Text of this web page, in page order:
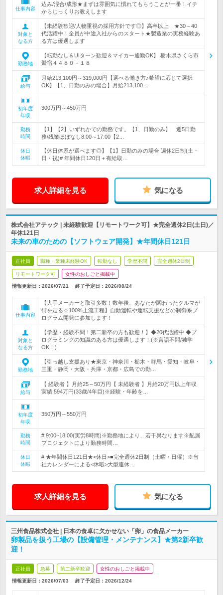
仕事内容
込み/混合/成形★まずは雰囲気に慣れてもらうことが一番！イチ
からじっくりお教えします
対象と
なる方
【未経験歓迎/人物重視の採用方針です◎】高卒以上 ★30～40
代活躍中！全員が中途入社からのスタート★製造業の実務経験あ
る方は優遇します
勤務地
【転勤なし＆UIターン歓迎＆マイカー通勤OK】 栃木県さくら市
鷲宿４４８０－１８
給与
月給213,100円～319,000円【選べる働き方♪希望に応じて選択
OK】【1、日勤のみの場合】月給213,100…
初年度
年収
300万円～450万円
勤務
時間
【1】【2】いずれかでの勤務です。【1、日勤のみ】 週5日勤
務/残業ほぼなし8:00～17:00【2…
休日
休暇
【休日体系が選べます◎】【1】日勤のみの場合 週休2日制(土・
日・祝)# 年間休日120日＋有給取…
求人詳細を見る 気になる
株式会社アテック | 未経験歓迎【リモートワーク可】★完全週休2日(土日)／
年休121日
未来の車のための【ソフトウェア開発】★年間休日121日
正社員 職種・業種未経験OK 転勤なし 学歴不問 完全週休2日制
リモートワーク可 女性のおしごと掲載中
情報更新日：2026/07/21 終了予定日： 2026/08/24
仕事内容
【大手メーカーと取引多数！数年後、あなたが関わったクルマが
街を走る☆100%上流工程】自動運転や運転支援などの制御系プ
ログラム開発に参加します！
対象と
なる方
【学歴・経験不問！第二新卒の方も歓迎！】◆20代活躍中 ◆プ
ログラミングの知識のある方は優遇します！(※言語不問/独学
OK！)
勤務地
【引っ越し支援あり★東京・神奈川・栃木・群馬・愛知・岐阜・
三重・静岡・大阪・兵庫・京都・広島での勤…
給与
【 経験者 】月給25～50万円【 未経験者 】月給20万円以上年収
実績:594万円(33歳/4年目)※経験・年齢を…
初年度
年収
350万円～550万円
勤務
時間
# 9:00~18:00(実労8時間)※勤務地により、若干異なります※配属
プロジェクトにより勤務時間…
休日
休暇
# ★年間休日121日★<休日>■完全週休2日制（土曜・日曜）※当
社カレンダーによる<休暇>大型連休…
求人詳細を見る 気になる
三州食品株式会社 | 日本の食卓に欠かせない「卵」の食品メーカー
卵製品を扱う工場の【設備管理・メンテナンス】★第2新卒歓
迎！
正社員 急募 第二新卒歓迎 女性のおしごと掲載中
情報更新日：2026/07/03 終了予定日： 2026/12/24